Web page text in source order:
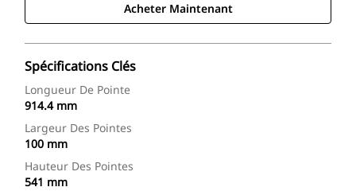
Acheter Maintenant
Spécifications Clés
Longueur De Pointe
914.4 mm
Largeur Des Pointes
100 mm
Hauteur Des Pointes
541 mm